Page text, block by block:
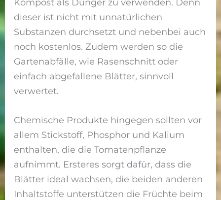
dieser ist nicht mit unnatürlichen
Substanzen durchsetzt und nebenbei auch
noch kostenlos. Zudem werden so die
Gartenabfälle, wie Rasenschnitt oder
einfach abgefallene Blätter, sinnvoll
verwertet.
Chemische Produkte hingegen sollten vor
allem Stickstoff, Phosphor und Kalium
enthalten, die die Tomatenpflanze
aufnimmt. Ersteres sorgt dafür, dass die
Blätter ideal wachsen, die beiden anderen
Inhaltstoffe unterstützen die Früchte beim